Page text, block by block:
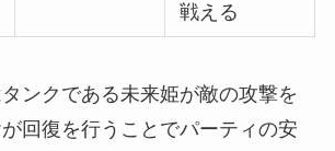
戦える
ンクである未来姫が敵の攻撃を
回復を行うことでパーティの安